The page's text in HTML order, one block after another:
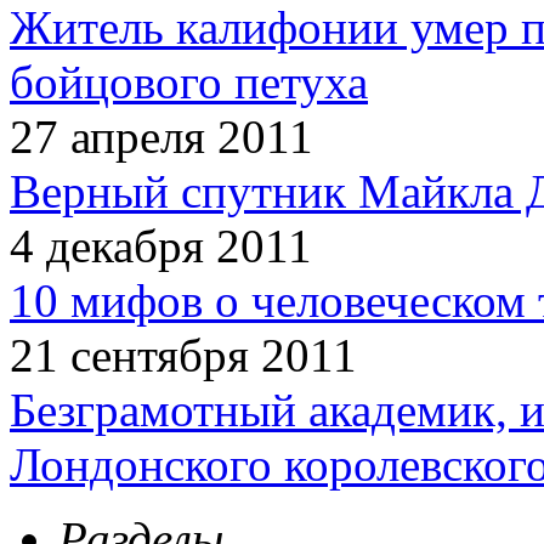
Житель калифонии умер
бойцового петуха
27 апреля 2011
Верный спутник Майкла
4 декабря 2011
10 мифов о человеческом
21 сентября 2011
Безграмотный академик,
Лондонского